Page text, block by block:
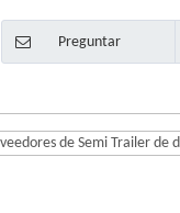
Preguntar
de Semi Trailer de